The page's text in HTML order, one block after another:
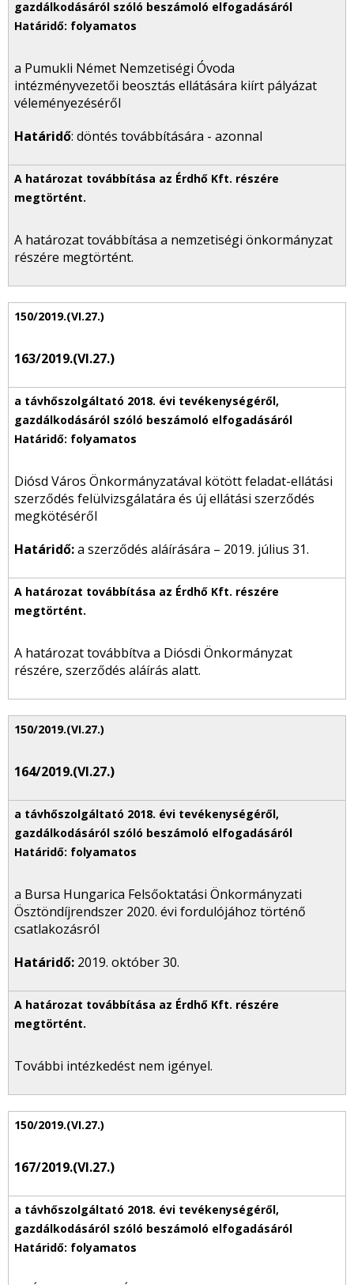
a Pumukli Német Nemzetiségi Óvoda
intézményvezetői beosztás ellátására kiírt pályázat
véleményezéséről
Határidő: döntés továbbítására - azonnal
A határozat továbbítása a nemzetiségi önkormányzat
részére megtörtént.
163/2019.(VI.27.)
Diósd Város Önkormányzatával kötött feladat-ellátási
szerződés felülvizsgálatára és új ellátási szerződés
megkötéséről
Határidő:a szerződés aláírására – 2019. július 31.
A határozat továbbítva a Diósdi Önkormányzat
részére, szerződés aláírás alatt.
164/2019.(VI.27.)
a Bursa Hungarica Felsőoktatási Önkormányzati
Ösztöndíjrendszer 2020. évi fordulójához történő
csatlakozásról
Határidő: 2019. október 30.
További intézkedést nem igényel.
167/2019.(VI.27.)